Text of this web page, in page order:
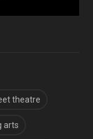
theatre
arts